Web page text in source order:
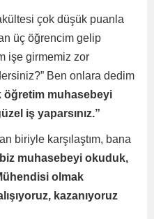
çok düşük puanla
üç öğrencim gelip
işe girmemiz zor
Ben onlara dedim
öğretim muhasebeyi
iş yaparsınız.”
biriyle karşılaştım, bana
muhasebeyi okuduk,
olmak
kazanıyoruz